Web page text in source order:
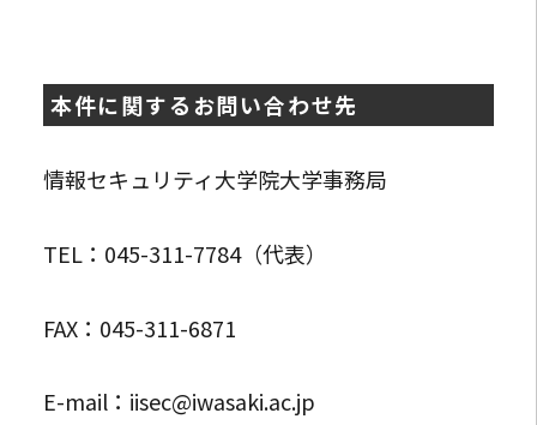
本件に関するお問い合わせ先
情報セキュリティ大学院大学事務局
TEL：045-311-7784（代表）
FAX：045-311-6871
E-mail：iisec@iwasaki.ac.jp